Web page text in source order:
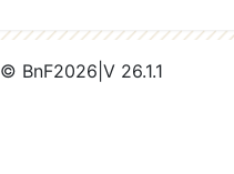
© BnF2026 V 26.1.1